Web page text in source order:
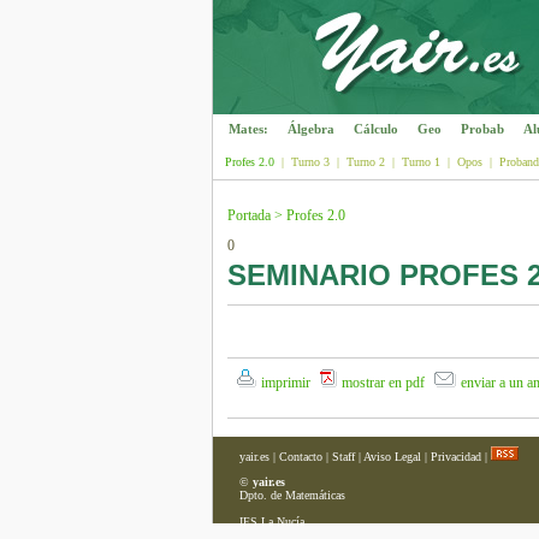
Mates: Álgebra Cálculo Geo Probab
Profes 2.0 | Turno 3 | Turno 2 | Turno 1 | Opos |
Portada > Profes 2.0
0
SEMINARIO PROFES
imprimir mostrar en pdf enviar a un
yair.es | Contacto | Staff| Aviso Legal | Privacidad |
© yair.es
Dpto. de Matemáticas
IES La Nucía